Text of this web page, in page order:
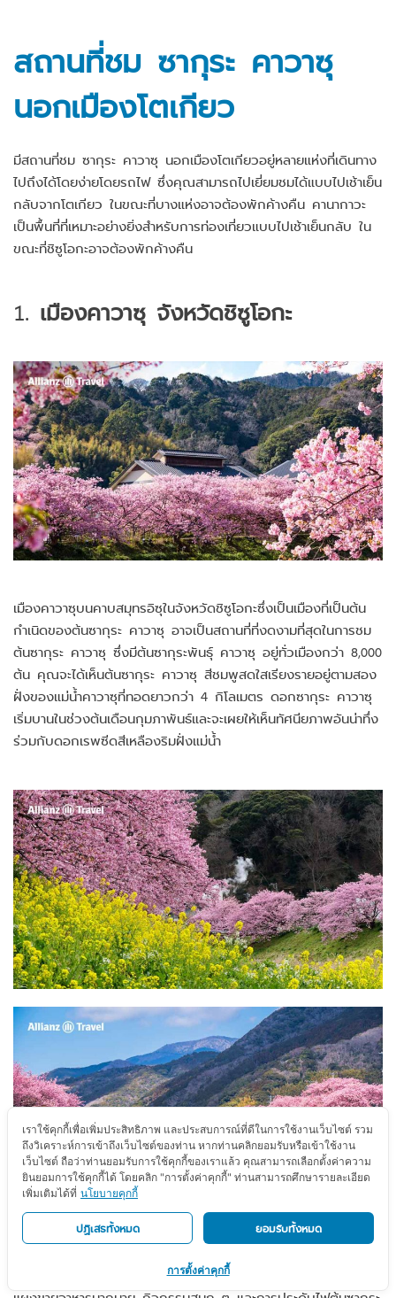
สถานที่ชม ซากุระ คาวาซุ
นอกเมืองโตเกียว
มีสถานที่ชม ซากุระ คาวาซุ นอกเมืองโตเกียวอยู่หลายแห่งที่เดินทาง
ไปถึงได้โดยง่ายโดยรถไฟ ซึ่งคุณสามารถไปเยี่ยมชมได้แบบไปเช้าเย็น
กลับจากโตเกียว ในขณะที่บางแห่งอาจต้องพักค้างคืน คานากาวะ
เป็นพื้นที่ที่เหมาะอย่างยิ่งสำหรับการท่องเที่ยวแบบไปเช้าเย็นกลับ ใน
ขณะที่ชิซูโอกะอาจต้องพักค้างคืน
1. เมืองคาวาซุ จังหวัดชิซูโอกะ
เมืองคาวาซุบนคาบสมุทรอิซุในจังหวัดชิซูโอกะซึ่งเป็นเมืองที่เป็นต้น
กำเนิดของต้นซากุระ คาวาซุ อาจเป็นสถานที่ที่งดงามที่สุดในการชม
ต้นซากุระ คาวาซุ ซึ่งมีต้นซากุระพันธุ์ คาวาซุ อยู่ทั่วเมืองกว่า 8,000
ต้น คุณจะได้เห็นต้นซากุระ คาวาซุ สีชมพูสดใสเรียงรายอยู่ตามสอง
ฝั่งของแม่น้ำคาวาซุที่ทอดยาวกว่า 4 กิโลเมตร ดอกซากุระ คาวาซุ
เริ่มบานในช่วงต้นเดือนกุมภาพันธ์และจะเผยให้เห็นทัศนียภาพอันน่าทึ่ง
ร่วมกับดอกเรพซีดสีเหลืองริมฝั่งแม่น้ำ
ที่ ซากุระ คาวาซุ บานสะพรั่งที่เริ่มมาตั้งแต่ทศวรรษ 1980 โดยมี
เราใช้คุกกี้เพื่อเพิ่มประสิทธิภาพ และประสบการณ์ที่ดีในการใช้งานเว็บไซต์ รวม
ถึงวิเคราะห์การเข้าถึงเว็บไซต์ของท่าน หากท่านคลิกยอมรับหรือเข้าใช้งาน
เว็บไซต์ ถือว่าท่านยอมรับการใช้คุกกี้ของเราแล้ว คุณสามารถเลือกตั้งค่าความ
ยินยอมการใช้คุกกี้ได้ โดยคลิก "การตั้งค่าคุกกี้" ท่านสามารถศึกษารายละเอียด
เพิ่มเติมได้ที่ นโยบายคุกกี้
ปฏิเสธทั้งหมด ยอมรับทั้งหมด
การตั้งค่าคุกกี้